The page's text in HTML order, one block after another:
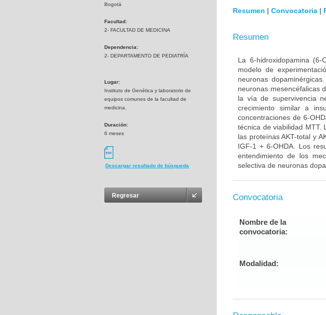
Bogotá
Facultad:
2- FACULTAD DE MEDICINA
Dependencia:
2- DEPARTAMENTO DE PEDIATRÍA
Lugar:
Instituto de Genética y laboratorio de
equipos comunes de la facultad de
medicina.
Duración:
6 meses
Descargar resultado de búsqueda
Regresar
Resumen | Convocatoria |
Resumen
La 6-hidroxidopamina
modelo de
neuronas
neuronas mesencéfalicas
la vía de supervivencia
crecimiento similar a
concentraciones de 6-
técnica de viabilidad MTT.
las proteínas AKT-total y
IGF-1 + 6-OHDA. Los
entendimiento de los
selectiva de neuronas
Convocatoria
Nombre de la
convocatoria:
Modalidad: